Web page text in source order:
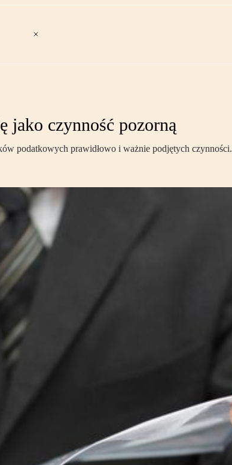
jako czynność pozorną
podatkowych prawidłowo i ważnie podjętych czynności.